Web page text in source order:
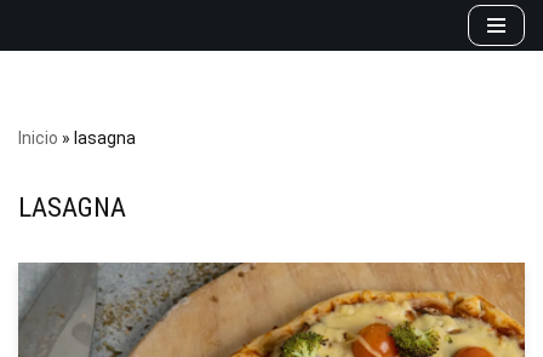
Inicio » lasagna
LASAGNA